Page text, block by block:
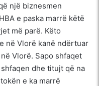
një biznesmen
e paska marrë këtë
më parë. Këto
në Vlorë kanë ndërtuar
Vlorë. Sapo shfaqet
dhe titujt që na
e ka marrë